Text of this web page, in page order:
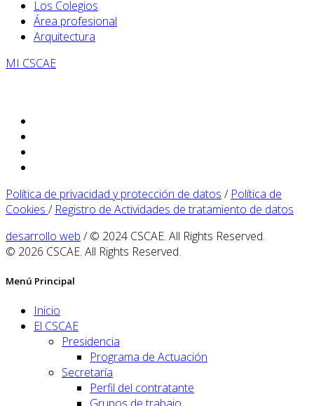
Los Colegios
Área profesional
Arquitectura
MI CSCAE
Política de privacidad y protección de datos / Política de
Cookies / Registro de Actividades de tratamiento de datos
desarrollo web / © 2024 CSCAE. All Rights Reserved.
© 2026 CSCAE. All Rights Reserved.
Menú Principal
Inicio
El CSCAE
Presidencia
Programa de Actuación
Secretaría
Perfil del contratante